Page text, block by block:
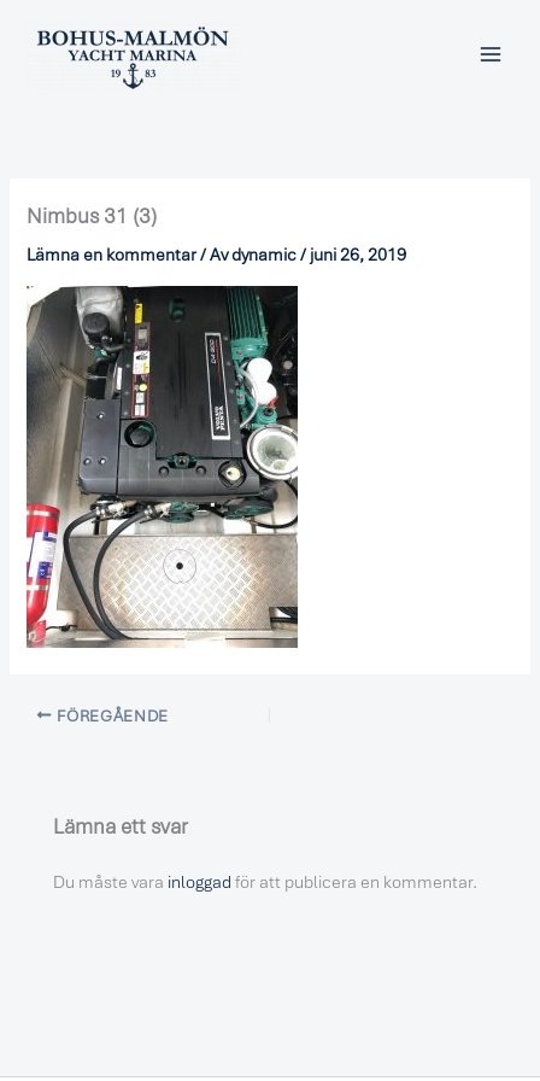
Nimbus 31 (3)
Lämna en kommentar/ Avdynamic/ juni 26, 2019
FÖREGÅENDE
Lämna ett svar
Du måste vara inloggad för att publicera en kommentar.